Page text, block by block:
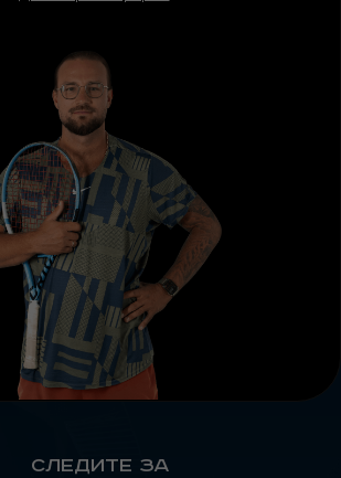
Следите за